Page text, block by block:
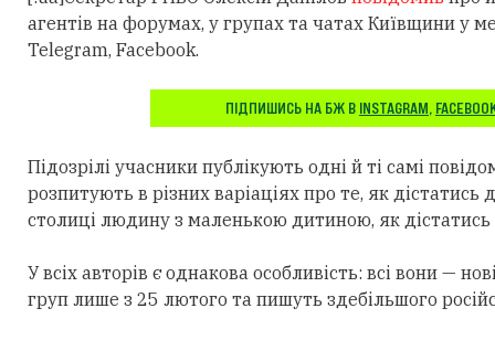
агентів на форумах, у групах та чатах Київщини у
Telegram, Facebook.
ПІДПИШИСЬ НА БЖ В INSTAGRAM,
Підозрілі учасники публікують одні й ті самі
розпитують в різних варіаціях про те, як
столиці людину з маленькою дитиною, як
У всіх авторів є однакова особливість: всі вони —
груп лише з 25 лютого та пишуть здебільшого